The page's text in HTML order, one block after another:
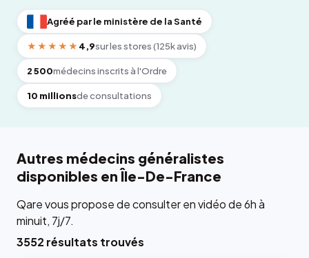
Agréé par le ministère de la Santé
★★★★★ 4,9sur les stores (125k avis)
2 500médecins inscrits à l'Ordre
10 millionsde consultations
Autres médecins généralistes
disponibles en Île-De-France
Qare vous propose de consulter en vidéo de 6h à
minuit, 7j/7.
3552 résultats trouvés